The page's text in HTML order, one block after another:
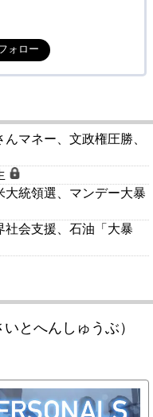
ォロー
マネー、文政権圧勝、
大統領選、マンデー大暴
社会支援、石油「大暴
とへんしゅうぶ）